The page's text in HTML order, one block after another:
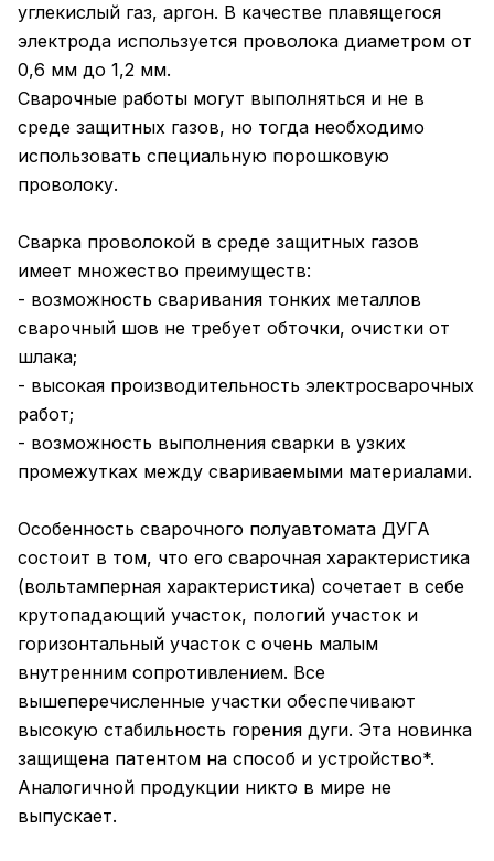
углекислый газ, аргон. В качестве плавящегося
электрода используется проволока диаметром от
0,6 мм до 1,2 мм.
Сварочные работы могут выполняться и не в
среде защитных газов, но тогда необходимо
использовать специальную порошковую
проволоку.
Сварка проволокой в среде защитных газов
имеет множество преимуществ:
- возможность сваривания тонких металлов
сварочный шов не требует обточки, очистки от
шлака;
- высокая производительность электросварочных
работ;
- возможность выполнения сварки в узких
промежутках между свариваемыми материалами.
Особенность сварочного полуавтомата ДУГА
состоит в том, что его сварочная характеристика
(вольтамперная характеристика) сочетает в себе
крутопадающий участок, пологий участок и
горизонтальный участок с очень малым
внутренним сопротивлением. Все
вышеперечисленные участки обеспечивают
высокую стабильность горения дуги. Эта новинка
защищена патентом на способ и устройство*.
Аналогичной продукции никто в мире не
выпускает.